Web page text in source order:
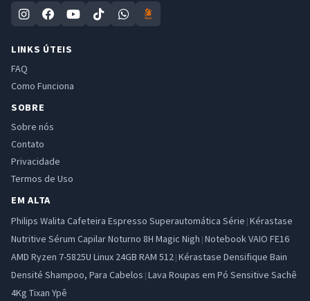
LINKS ÚTEIS
FAQ
Como Funciona
SOBRE
Sobre nós
Contato
Privacidade
Termos de Uso
EM ALTA
Philips Walita Cafeteira Espresso Superautomática Série | Kérastase
Nutritive Sérum Capilar Noturno 8H Magic Nigh | Notebook VAIO FE16
AMD Ryzen 7-5825U Linux 24GB RAM 512 | Kérastase Densifique Bain
Densité Shampoo, Para Cabelos | Lava Roupas em Pó Sensitive Sachê
4Kg Tixan Ypê